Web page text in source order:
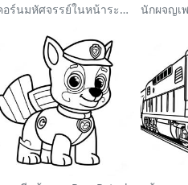
ยูนิคอร์นมหัศจรรย์ในหน้าระบายสีสายรุ้ง